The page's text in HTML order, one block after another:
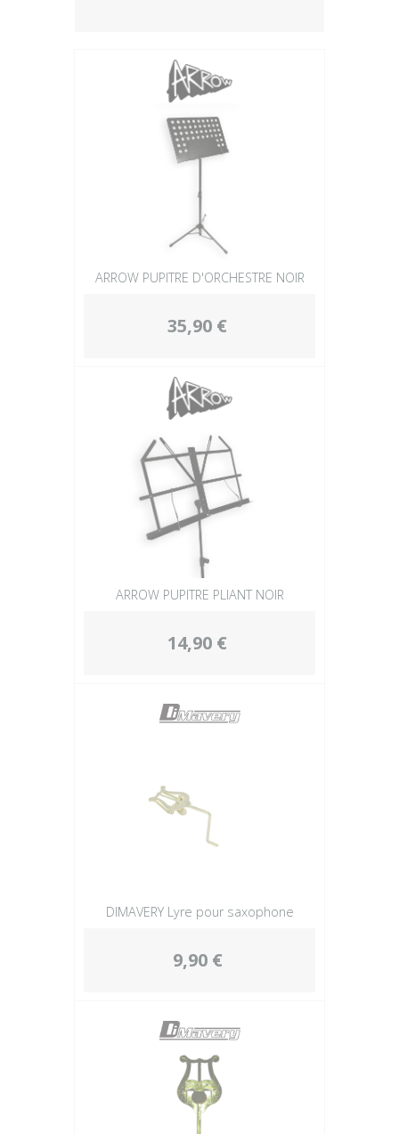
ARROW PUPITRE D'ORCHESTRE NOIR
35,90 €
ARROW PUPITRE PLIANT NOIR
14,90 €
DIMAVERY Lyre pour saxophone
9,90 €